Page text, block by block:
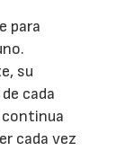
para
su
cada
continua
cada vez